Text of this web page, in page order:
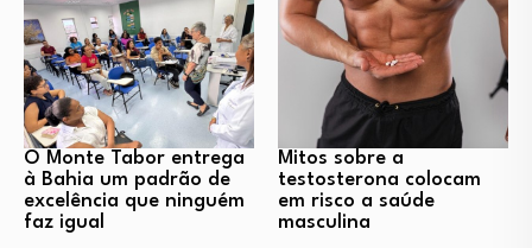
O Monte Tabor entrega
à Bahia um padrão de
excelência que ninguém
faz igual
Mitos sobre a
testosterona colocam
em risco a saúde
masculina